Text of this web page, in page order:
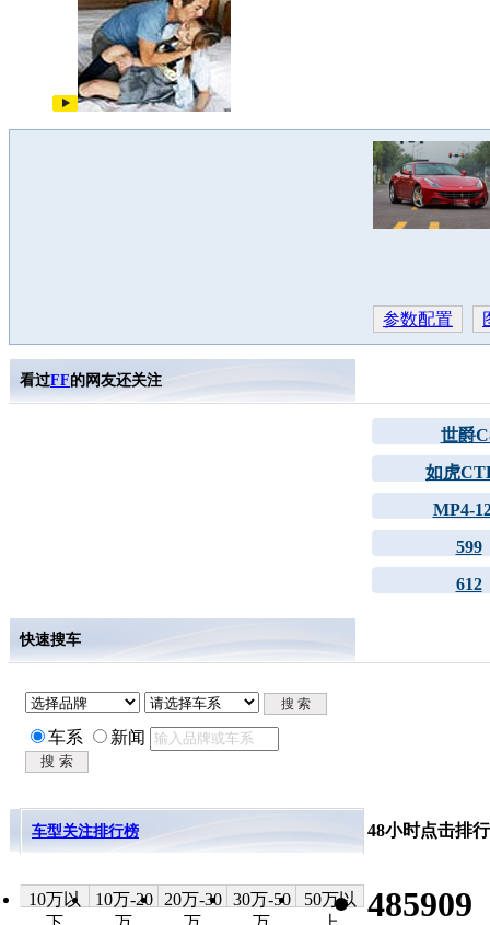
参数配置
看过FF的网友还关注
世爵
如虎
MP4-
599
612
快速搜车
车系 新闻
车型关注排行榜
10万以
10万-20
20万-30
30万-50
50万以
48小时点击排行
485909